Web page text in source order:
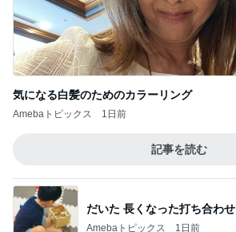
川崎希 褒められたレストラン
Amebaトピックス 1日前
Amebaトピックス 2日前